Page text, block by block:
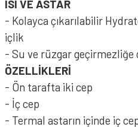
ISI VE ASTAR
- Kolayca çıkarılabilir
içlik
- Su ve rüzgar geçirmezliğe
ÖZELLİKLERİ
- Ön tarafta iki cep
- İç cep
- Termal astarın içinde iç